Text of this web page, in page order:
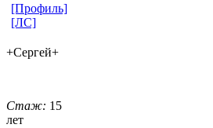
[Профиль]
[ЛС]
+Сергей+
Стаж: 15
лет